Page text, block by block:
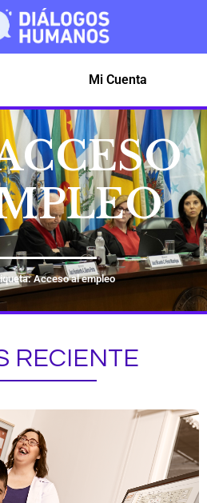
Mi Cuenta
Acceso al empleo
RECIENTE